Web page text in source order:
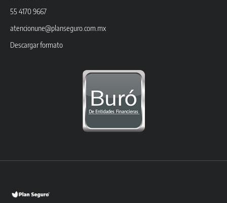
55 4170 9667
atencionune@planseguro.com.mx
Descargar formato